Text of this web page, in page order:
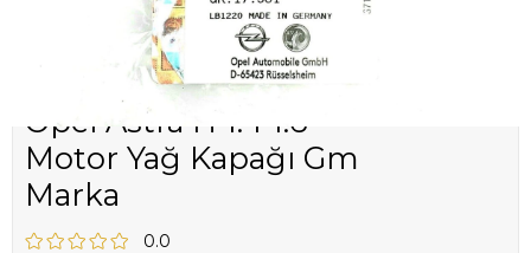
Opel Astra H 1.4 1.6
Motor Yağ Kapağı Gm
Marka
0.0